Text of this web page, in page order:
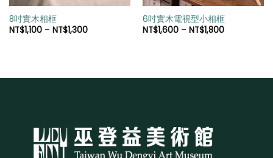
8吋實木相框
NT$1,100– NT$1,300
6吋實木電視型小相框
NT$1,600– NT$1,800